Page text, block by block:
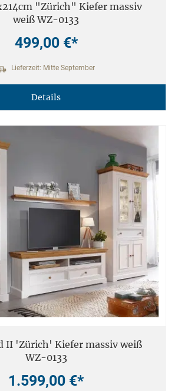
"Zürich" Kiefer massiv
weiß WZ-0133
499,00 €*
Lieferzeit: Mitte September
Details
II 'Zürich' Kiefer massiv weiß
WZ-0133
1.599,00 €*